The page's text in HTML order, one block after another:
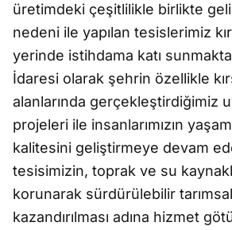
üretimdeki çeşitlilikle birlikte
nedeni ile yapılan tesislerimiz
yerinde istihdama katı
İdaresi olarak şehrin özellikle
alanlarında gerçekleştirdiğimiz
projeleri ile insanlarımızın
kalitesini geliştirmeye devam
tesisimizin, toprak ve su
korunarak sürdürülebilir
kazandırılması adına hizmet